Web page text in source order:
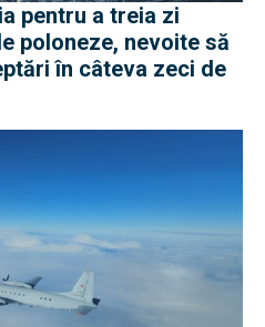
pentru a treia zi
poloneze, nevoite să
în câteva zeci de